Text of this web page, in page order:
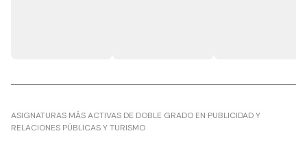
ASIGNATURAS MÁS ACTIVAS DE DOBLE GRADO EN PUBLICIDAD Y
RELACIONES PÚBLICAS Y TURISMO